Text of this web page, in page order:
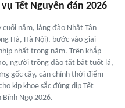
Tết Nguyên đán 2026
cuối năm, làng đào Nhật Tân
Hà, Hà Nội), bước vào giai
nhất trong năm. Trên khắp
người trồng đào tất bật tuốt lá,
gốc cây, căn chỉnh thời điểm
kịp khoe sắc đúng dịp Tết
Bính Ngọ 2026.